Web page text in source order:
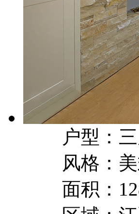
户型：
风格：
面积：